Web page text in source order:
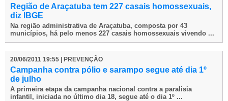
Região de Araçatuba tem 227 casais homossexuais,
diz IBGE
Na região administrativa de Araçatuba, composta por 43
municípios, há pelo menos 227 casais homossexuais vivendo ...
20/06/2011 19:55 | PREVENÇÃO
Campanha contra pólio e sarampo segue até dia 1º
de julho
A primeira etapa da campanha nacional contra a paralisia
infantil, iniciada no último dia 18, segue até o dia 1º ...